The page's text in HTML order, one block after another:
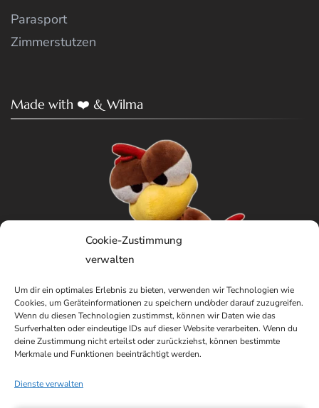
Cookie-Zustimmung
verwalten
Um dir ein optimales Erlebnis zu bieten, verwenden wir Technologien wie
Cookies, um Geräteinformationen zu speichern und/oder darauf zuzugreifen.
Wenn du diesen Technologien zustimmst, können wir Daten wie das
Surfverhalten oder eindeutige IDs auf dieser Website verarbeiten. Wenn du
deine Zustimmung nicht erteilst oder zurückziehst, können bestimmte
Merkmale und Funktionen beeinträchtigt werden.
Dienste verwalten
Parasport
Zimmerstutzen
Made with ❤️ & Wilma